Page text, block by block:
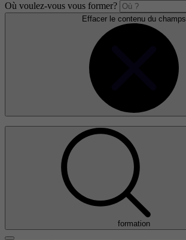
Où voulez-vous vous former?
Effacer le contenu du champs
formation